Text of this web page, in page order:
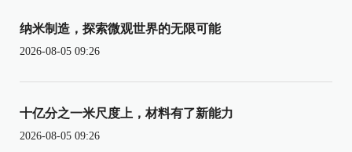
纳米制造，探索微观世界的无限可能
2026-08-05 09:26
十亿分之一米尺度上，材料有了新能力
2026-08-05 09:26